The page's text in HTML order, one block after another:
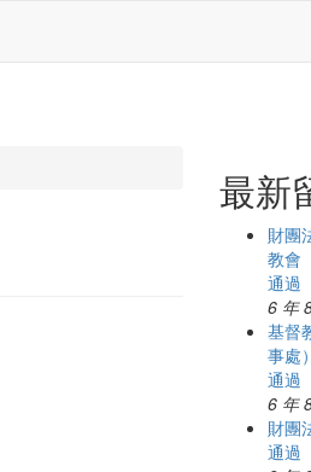
最新
財團
教會
通過
6 年
基督
事處）
通過
6 年
財團
通過